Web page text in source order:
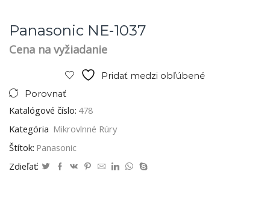
Panasonic NE-1037
Cena na vyžiadanie
Pridať medzi obľúbené
Porovnať
Katalógové číslo: 478
Kategória Mikrovlnné Rúry
Štítok: Panasonic
Zdieľať: